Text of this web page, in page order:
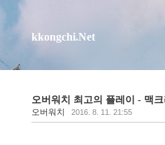
kkongchi.Net
오버워치 최고의 플레이 - 맥크
오버워치 2016. 8. 11. 21:55